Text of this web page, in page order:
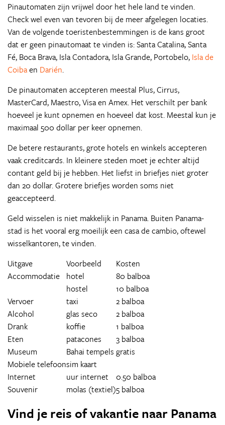
Pinautomaten zijn vrijwel door het hele land te vinden.
Check wel even van tevoren bij de meer afgelegen locaties.
Van de volgende toeristenbestemmingen is de kans groot
dat er geen pinautomaat te vinden is: Santa Catalina, Santa
Fé, Boca Brava, Isla Contadora, Isla Grande, Portobelo, Isla de
Coibaen Darién.
De pinautomaten accepteren meestal Plus, Cirrus,
MasterCard, Maestro, Visa en Amex. Het verschilt per bank
hoeveel je kunt opnemen en hoeveel dat kost. Meestal kun je
maximaal 500 dollar per keer opnemen.
De betere restaurants, grote hotels en winkels accepteren
vaak creditcards. In kleinere steden moet je echter altijd
contant geld bij je hebben. Het liefst in briefjes niet groter
dan 20 dollar. Grotere briefjes worden soms niet
geaccepteerd.
Geld wisselen is niet makkelijk in Panama. Buiten Panama-
stad is het vooral erg moeilijk een casa de cambio, oftewel
wisselkantoren, te vinden.
Uitgave
Voorbeeld
Kosten
Accommodatie hotel
hostel
80 balboa
10 balboa
Vervoer
taxi
2 balboa
Alcohol
glas seco
2 balboa
Drank
koffie
1 balboa
Eten
patacones
3 balboa
Museum
Bahai tempels gratis
Mobiele telefoonsim kaart
Internet
uur internet
0.50 balboa
Souvenir
molas (textiel)5 balboa
Vind je reis of vakantie naar Panama